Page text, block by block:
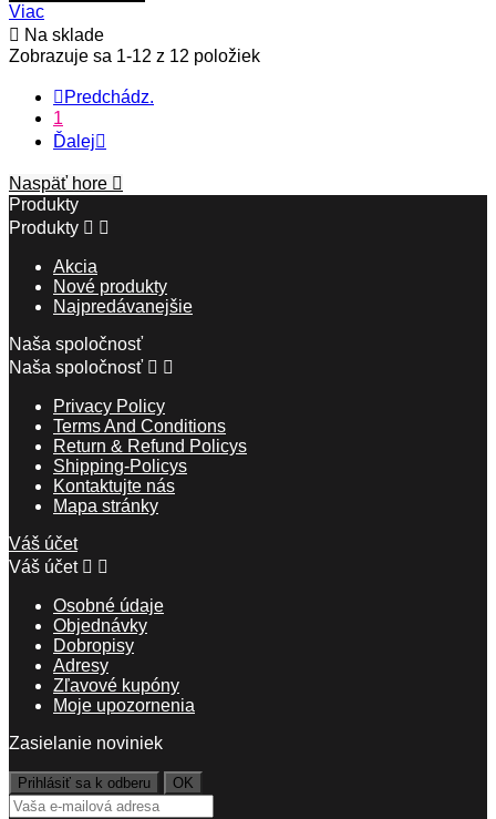
Viac
 Na sklade
Zobrazuje sa 1-12 z 12 položiek
 Predchádz.
1
Ďalej
Naspäť hore 
Produkty
Produkty  
Akcia
Nové produkty
Najpredávanejšie
Naša spoločnosť
Naša spoločnosť  
Privacy Policy
Terms And Conditions
Return & Refund Policys
Shipping-Policys
Kontaktujte nás
Mapa stránky
Váš účet
Váš účet  
Osobné údaje
Objednávky
Dobropisy
Adresy
Zľavové kupóny
Moje upozornenia
Zasielanie noviniek